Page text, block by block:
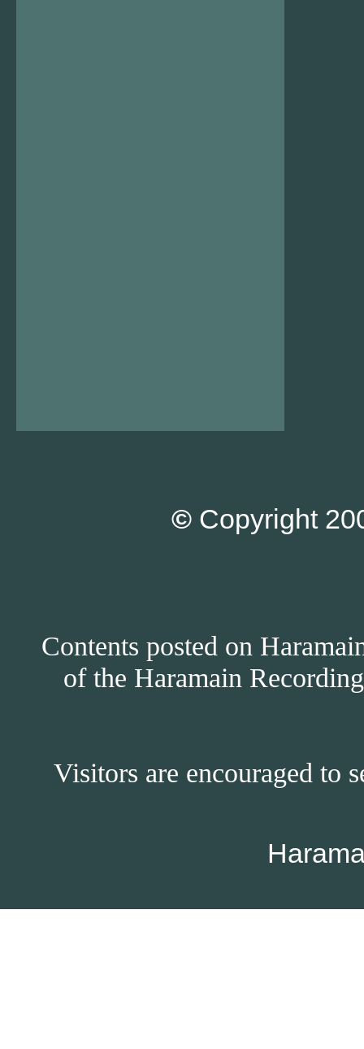
© Copyright
Contents posted on
of the Haramain
Visitors are encouraged to